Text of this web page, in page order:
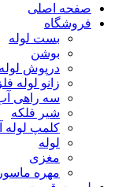
صفحه اصلی
فروشگاه
بست لوله
بوشن
درپوش لوله
زانو لوله
سه راهی
شیر فلکه
کلمپ لوله
لوله
مغزی
مهره